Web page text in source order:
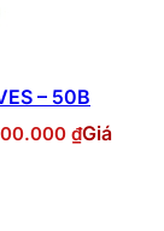
– 50B
₫Giá